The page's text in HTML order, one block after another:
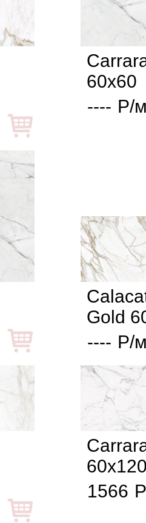
60x60
---- Р/
Gold
---- Р/
1566